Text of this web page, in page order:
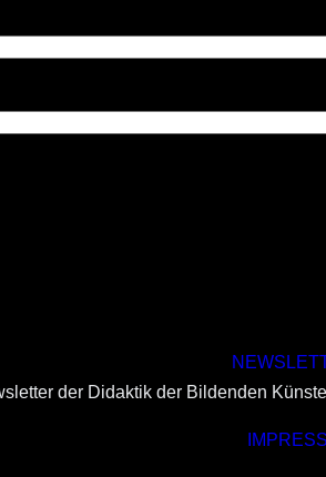
der Didaktik der Bildenden